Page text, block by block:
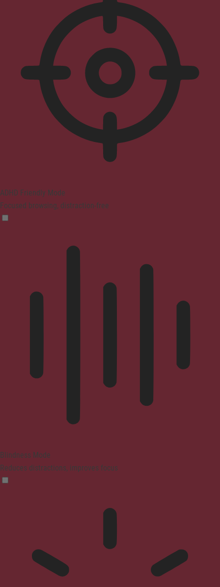
ADHD Friendly Mode
Focused browsing, distraction-free
Blindness Mode
Reduces distractions, improves focus